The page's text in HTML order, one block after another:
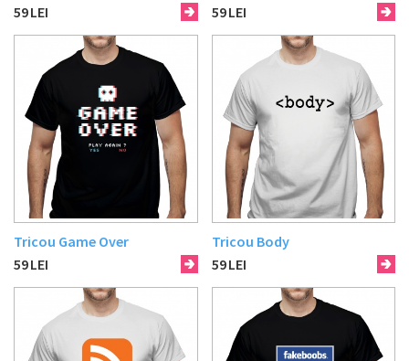
59LEI
59LEI
Tricou Game Over
59LEI
Tricou Body
59LEI